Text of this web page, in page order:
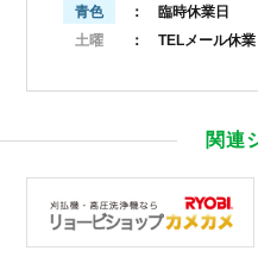
青色
： 臨時休業日
土曜
： TELメール休業
関連